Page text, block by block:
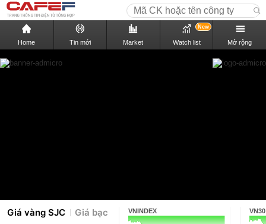
Home Tin mới Market Watch list
New
Mở rộng
Giá vàng SJC Giá bạc VNINDEX VN30